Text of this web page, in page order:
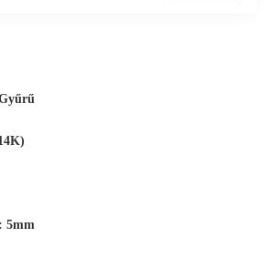
5mm